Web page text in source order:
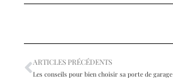
ARTICLES PRÉCÉDENTS
Les conseils pour bien choisir sa porte de garage